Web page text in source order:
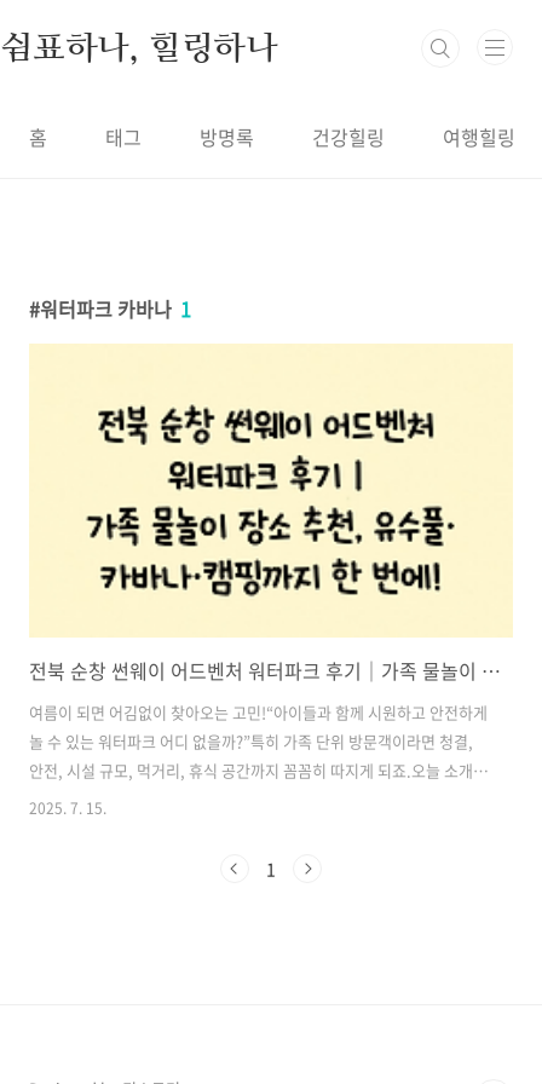
쉼표하나, 힐링하나
홈 태그 방명록 건강힐링 여행힐링
워터파크 카바나 1
전북 순창 썬웨이 어드벤처 워터파크 후기｜가족 물놀이 장소 추천, 유수풀·카바나·캠핑까지 한 번에!
여름이 되면 어김없이 찾아오는 고민!“아이들과 함께 시원하고 안전하게
놀 수 있는 워터파크 어디 없을까?”특히 가족 단위 방문객이라면 청결,
안전, 시설 규모, 먹거리, 휴식 공간까지 꼼꼼히 따지게 되죠.오늘 소개해
드릴 곳은 전북 순창에 **2024년 새로 문을 연 ‘썬웨이 어드벤처 워터파
성 캠핑과 취사 가능한 카바나까지 갖춘 이 워터파크는 가족 모두가 만족
2025. 7. 15.
1